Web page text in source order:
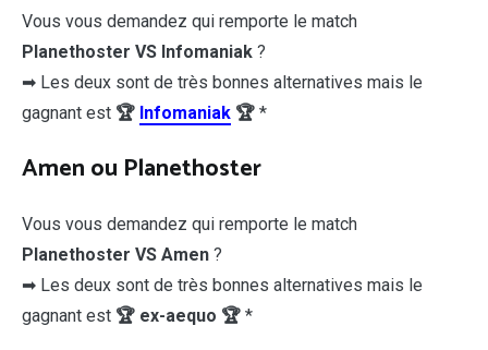
Vous vous demandez qui remporte le match
Planethoster VS Infomaniak ?
➡ Les deux sont de très bonnes alternatives mais le
gagnant est 🏆 Infomaniak 🏆 *
Amen ou Planethoster
Vous vous demandez qui remporte le match
Planethoster VS Amen ?
➡ Les deux sont de très bonnes alternatives mais le
gagnant est 🏆 ex-aequo 🏆 *